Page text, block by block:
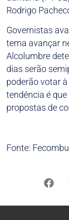
Rodrigo
Governistas
tema avançar
Alcolumbre
dias serão
poderão votar
tendência é
propostas de
Fonte: